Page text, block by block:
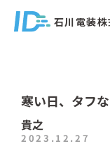
石川電装
寒い日、タフ
貴之
2023.12.27